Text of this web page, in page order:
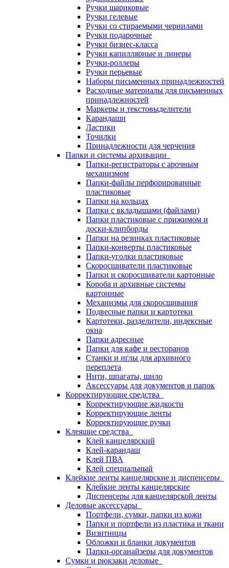
Ручки шариковые
Ручки гелевые
Ручки со стираемыми чернилами
Ручки подарочные
Ручки бизнес-класса
Ручки капиллярные и линеры
Ручки-роллеры
Ручки перьевые
Наборы письменных принадлежностей
Расходные материалы для письменных
принадлежностей
Маркеры и текстовыделители
Карандаши
Ластики
Точилки
Принадлежности для черчения
Папки и системы архивации
Папки-регистраторы с арочным
механизмом
Папки-файлы перфорированные
пластиковые
Папки на кольцах
Папки с вкладышами (файлами)
Папки пластиковые с прижимом и
доски-клипборды
Папки на резинках пластиковые
Папки-конверты пластиковые
Папки-уголки пластиковые
Скоросшиватели пластиковые
Папки и скоросшиватели картонные
Короба и архивные системы
картонные
Механизмы для скоросшивания
Подвесные папки и картотеки
Картотеки, разделители, индексные
окна
Папки адресные
Папки для кафе и ресторанов
Станки и иглы для архивного
переплета
Нити, шпагаты, шило
Аксессуары для документов и папок
Корректирующие средства
Корректирующие жидкости
Корректирующие ленты
Корректирующие ручки
Клеящие средства
Клей канцелярский
Клей-карандаш
Клей ПВА
Клей специальный
Клейкие ленты канцелярские и диспенсеры
Клейкие ленты канцелярские
Диспенсеры для канцелярской ленты
Деловые аксессуары
Портфели, сумки, папки из кожи
Папки и портфели из пластика и ткани
Визитницы
Обложки и бланки документов
Папки-органайзеры для документов
Сумки и рюкзаки деловые